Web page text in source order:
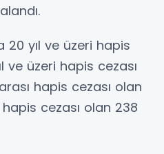
20 yıl ve üzeri hapis
ve üzeri hapis cezası
hapis cezası olan
cezası olan 238